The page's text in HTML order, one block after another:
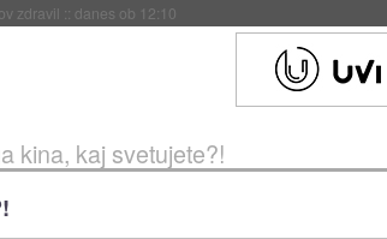
dve leti::danes ob 11:37
kina, kaj svetujete?!